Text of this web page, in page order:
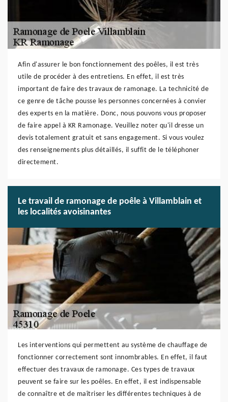
Afin d'assurer le bon fonctionnement des poêles, il est très
utile de procéder à des entretiens. En effet, il est très
important de faire des travaux de ramonage. La technicité de
ce genre de tâche pousse les personnes concernées à convier
des experts en la matière. Donc, nous pouvons vous proposer
de faire appel à KR Ramonage. Veuillez noter qu'il dresse un
devis totalement gratuit et sans engagement. Si vous voulez
des renseignements plus détaillés, il suffit de le téléphoner
directement.
Le travail de ramonage de poêle à Villamblain et
les localités avoisinantes
Les interventions qui permettent au système de chauffage de
fonctionner correctement sont innombrables. En effet, il faut
effectuer des travaux de ramonage. Ces types de travaux
peuvent se faire sur les poêles. En effet, il est indispensable
de connaître et de maîtriser les différentes techniques à de